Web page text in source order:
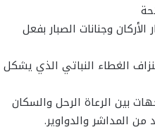
وجنانات الصبار بفعل
الغطاء النباتي الذي يشكل
بين الرعاة الرحل والسكان
المداشر والدواوير.